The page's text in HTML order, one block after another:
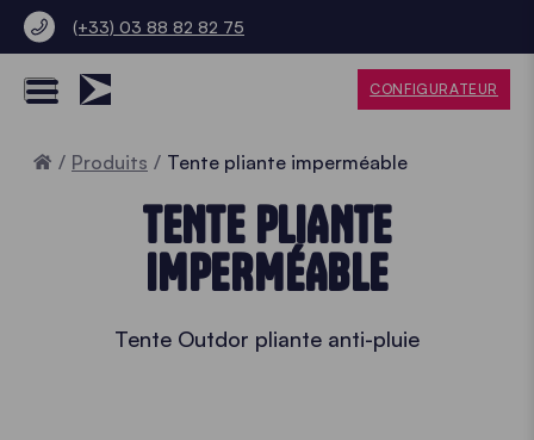
(+33) 03 88 82 82 75
CONFIGURATEUR
Accueil
Produits Tente pliante imperméable
TENTE PLIANTE
IMPERMÉABLE
Tente Outdor pliante anti-pluie